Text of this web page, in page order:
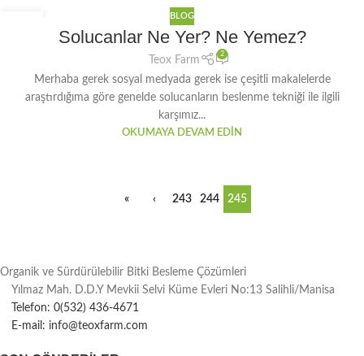
BLOG
Solucanlar Ne Yer? Ne Yemez?
Teox Farm
2
Merhaba gerek sosyal medyada gerek ise çeşitli makalelerde
araştırdığıma göre genelde solucanların beslenme tekniği ile ilgili
karşımız...
OKUMAYA DEVAM EDIN
« ‹ 243 244 245
Organik ve Sürdürülebilir Bitki Besleme Çözümleri
Yılmaz Mah. D.D.Y Mevkii Selvi Küme Evleri No:13 Salihli/Manisa
Telefon: 0(532) 436-4671
E-mail: info@teoxfarm.com